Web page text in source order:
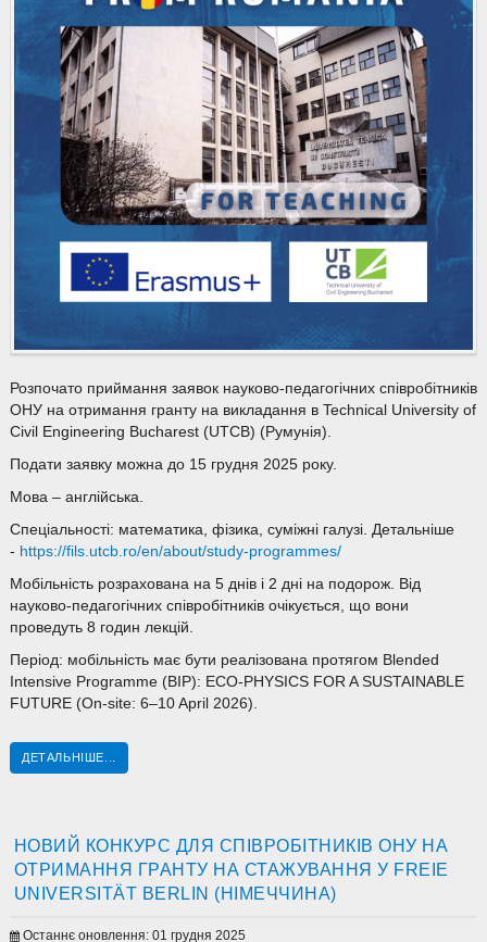
Розпочато приймання заявок науково-педагогічних співробітників
ОНУ на отримання гранту на викладання в Technical University of
Civil Engineering Bucharest (UTCB) (Румунія).
Подати заявку можна до 15 грудня 2025 року.
Мова – англійська.
Спеціальності: математика, фізика, суміжні галузі. Детальніше
- https://fils.utcb.ro/en/about/study-programmes/
Мобільність розрахована на 5 днів і 2 дні на подорож. Від
науково-педагогічних співробітників очікується, що вони
проведуть 8 годин лекцій.
Період: мобільність має бути реалізована протягом Blended
Intensive Programme (BIP): ECO-PHYSICS FOR A SUSTAINABLE
FUTURE (On-site: 6–10 April 2026).
ДЕТАЛЬНІШЕ...
НОВИЙ КОНКУРС ДЛЯ СПІВРОБІТНИКІВ ОНУ НА
ОТРИМАННЯ ГРАНТУ НА СТАЖУВАННЯ У FREIE
UNIVERSITÄT BERLIN (НІМЕЧЧИНА)
Останнє оновлення: 01 грудня 2025